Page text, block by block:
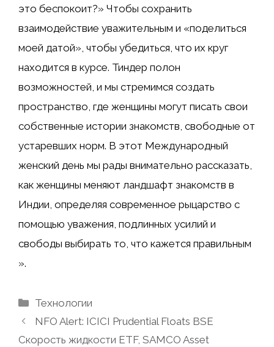
это беспокоит?» Чтобы сохранить
взаимодействие уважительным и «поделиться
моей датой», чтобы убедиться, что их круг
находится в курсе. Тиндер полон
возможностей, и мы стремимся создать
пространство, где женщины могут писать свои
собственные истории знакомств, свободные от
устаревших норм. В этот Международный
женский день мы рады внимательно рассказать,
как женщины меняют ландшафт знакомств в
Индии, определяя современное рыцарство с
помощью уважения, подлинных усилий и
свободы выбирать то, что кажется правильным
».
Рубрики
Технологии
NFO Alert: ICICI Prudential Floats BSE
Скорость жидкости ETF, SAMCO Asset